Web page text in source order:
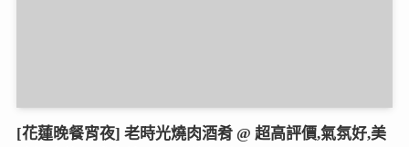
[花蓮晚餐宵夜] 老時光燒肉酒肴 @ 超高評價,氣氛好,美